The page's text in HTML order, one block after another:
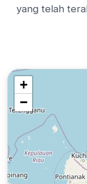
yang telah
+
−